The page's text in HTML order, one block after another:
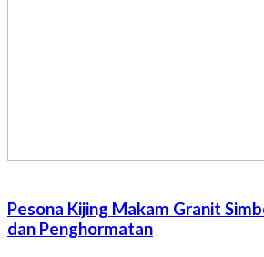
Pesona Kijing Makam Granit
dan Penghormatan